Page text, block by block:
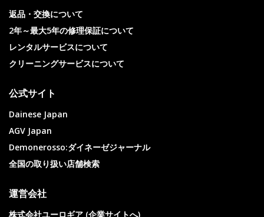
返品・交換について
2年～最大5年の修理保証について
レンタルサービスについて
クリーニングサービスについて
公式サイト
Dainese Japan
AGV Japan
Demonerosso:ダイネーゼジャーナル
全国の取り扱い店舗検索
運営会社
株式会社ユーロギア (企業サイトへ)